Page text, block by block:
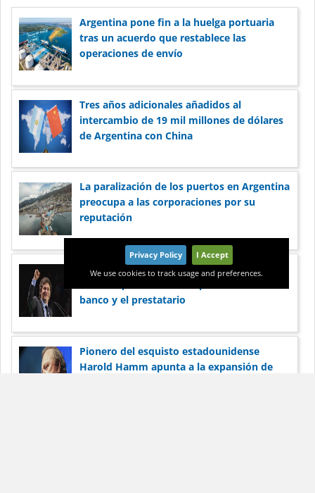
Argentina pone fin a la huelga portuaria
tras un acuerdo que restablece las
operaciones de envío
Tres años adicionales añadidos al
intercambio de 19 mil millones de dólares
de Argentina con China
La paralización de los puertos en Argentina
preocupa a las corporaciones por su
reputación
Milei cree que la morosidad récord en la
banco y el prestatario
Pionero del esquisto estadounidense
Harold Hamm apunta a la expansión de
Privacy Policy
I Accept
We use cookies to track usage and preferences.